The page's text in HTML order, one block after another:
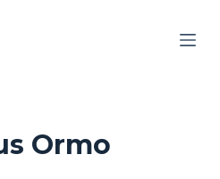
Ormo